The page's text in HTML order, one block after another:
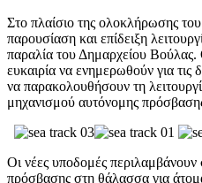
Στο πλαίσιο της ολοκλήρωσης
παρουσίαση και επίδειξη
παραλία του Δημαρχείου Βούλας.
ευκαιρία να ενημερωθούν για τις
να παρακολουθήσουν τη
μηχανισμού αυτόνομης
Οι νέες υποδομές
πρόσβασης στη θάλασσα για